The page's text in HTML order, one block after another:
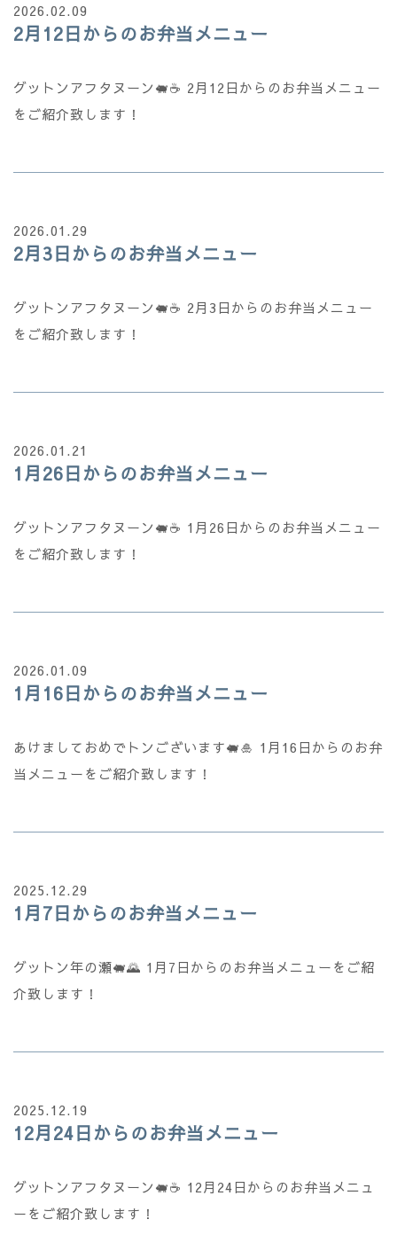
2026.02.09
2月12日からのお弁当メニュー
グットンアフタヌーン🐖☕ 2月12日からのお弁当メニュー
をご紹介致します！
2026.01.29
2月3日からのお弁当メニュー
グットンアフタヌーン🐖☕ 2月3日からのお弁当メニュー
をご紹介致します！
2026.01.21
1月26日からのお弁当メニュー
グットンアフタヌーン🐖☕ 1月26日からのお弁当メニュー
をご紹介致します！
2026.01.09
1月16日からのお弁当メニュー
あけましておめでトンございます🐖🎍 1月16日からのお弁
当メニューをご紹介致します！
2025.12.29
1月7日からのお弁当メニュー
グットン年の瀬🐖🌄 1月7日からのお弁当メニューをご紹
介致します！
2025.12.19
12月24日からのお弁当メニュー
グットンアフタヌーン🐖☕ 12月24日からのお弁当メニュ
ーをご紹介致します！